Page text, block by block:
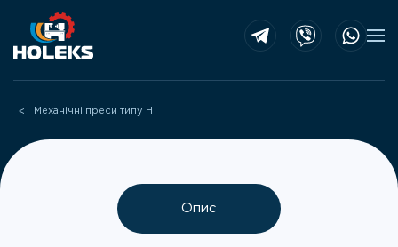
Skip to main content
Механічні преси типу H
Опис